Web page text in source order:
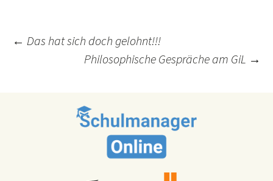
Post
← Das hat sich doch gelohnt!!!
Philosophische Gespräche am GiL →